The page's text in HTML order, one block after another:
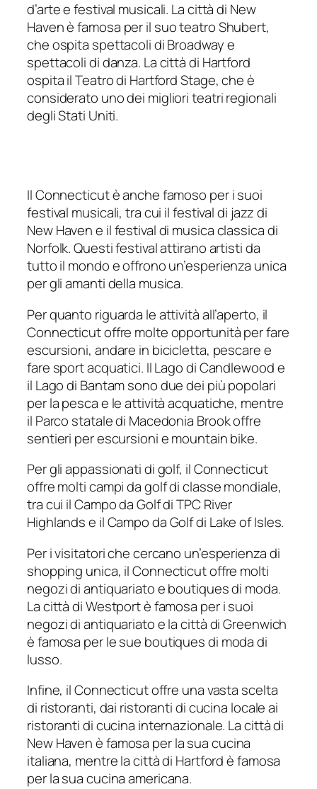
d’arte e festival musicali. La città di New
Haven è famosa per il suo teatro Shubert,
che ospita spettacoli di Broadway e
spettacoli di danza. La città di Hartford
ospita il Teatro di Hartford Stage, che è
considerato uno dei migliori teatri regionali
degli Stati Uniti.
Il Connecticut è anche famoso per i suoi
festival musicali, tra cui il festival di jazz di
New Haven e il festival di musica classica di
Norfolk. Questi festival attirano artisti da
tutto il mondo e offrono un’esperienza unica
per gli amanti della musica.
Per quanto riguarda le attività all’aperto, il
Connecticut offre molte opportunità per fare
escursioni, andare in bicicletta, pescare e
fare sport acquatici. Il Lago di Candlewood e
il Lago di Bantam sono due dei più popolari
per la pesca e le attività acquatiche, mentre
il Parco statale di Macedonia Brook offre
sentieri per escursioni e mountain bike.
Per gli appassionati di golf, il Connecticut
offre molti campi da golf di classe mondiale,
tra cui il Campo da Golf di TPC River
Highlands e il Campo da Golf di Lake of Isles.
Per i visitatori che cercano un’esperienza di
shopping unica, il Connecticut offre molti
negozi di antiquariato e boutiques di moda.
La città di Westport è famosa per i suoi
negozi di antiquariato e la città di Greenwich
è famosa per le sue boutiques di moda di
lusso.
Infine, il Connecticut offre una vasta scelta
di ristoranti, dai ristoranti di cucina locale ai
ristoranti di cucina internazionale. La città di
New Haven è famosa per la sua cucina
italiana, mentre la città di Hartford è famosa
per la sua cucina americana.